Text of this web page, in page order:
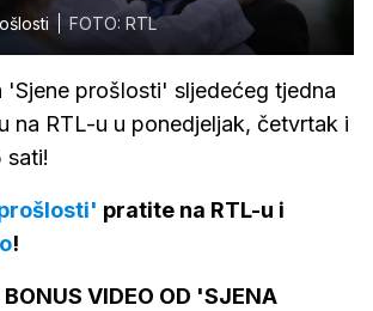
FOTO: RTL
'Sjene prošlosti' sljedećeg tjedna
na RTL-u u ponedjeljak, četvrtak i
sati!
pratite na RTL-u i
!
VIDEO OD 'SJENA